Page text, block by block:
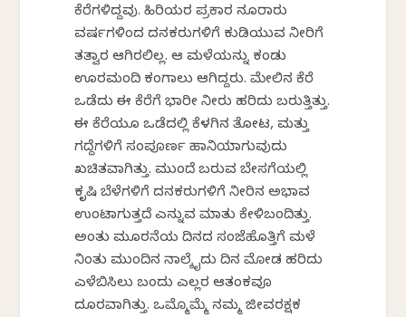
ಕೆರೆಗಳಿದ್ದವು. ಹಿರಿಯರ ಪ್ರಕಾರ ನೂರಾರು
ವರ್ಷಗಳಿಂದ ದನಕರುಗಳಿಗೆ ಕುಡಿಯುವ ನೀರಿಗೆ
ತತ್ವಾರ ಆಗಿರಲಿಲ್ಲ. ಆ ಮಳೆಯನ್ನು ಕಂಡು
ಊರಮಂದಿ ಕಂಗಾಲು ಆಗಿದ್ದರು. ಮೇಲಿನ ಕೆರೆ
ಒಡೆದು ಈ ಕೆರೆಗೆ ಭಾರೀ ನೀರು ಹರಿದು ಬರುತ್ತಿತ್ತು.
ಈ ಕೆರೆಯೂ ಒಡೆದಲ್ಲಿ ಕೆಳಗಿನ ತೋಟ, ಮತ್ತು
ಗದ್ದೆಗಳಿಗೆ ಸಂಪೂರ್ಣ ಹಾನಿಯಾಗುವುದು
ಖಚಿತವಾಗಿತ್ತು. ಮುಂದೆ ಬರುವ ಬೇಸಗೆಯಲ್ಲಿ
ಕೃಷಿ ಬೆಳೆಗಳಿಗೆ ದನಕರುಗಳಿಗೆ ನೀರಿನ ಅಭಾವ
ಉಂಟಾಗುತ್ತದೆ ಎನ್ನುವ ಮಾತು ಕೇಳಿಬಂದಿತ್ತು.
ಅಂತು ಮೂರನೆಯ ದಿನದ ಸಂಜೆಹೊತ್ತಿಗೆ ಮಳೆ
ನಿಂತು ಮುಂದಿನ ನಾಲ್ಕೈದು ದಿನ ಮೋಡ ಹರಿದು
ಎಳೆಬಿಸಿಲು ಬಂದು ಎಲ್ಲರ ಆತಂಕವೂ
ದೂರವಾಗಿತ್ತು. ಒಮ್ಮೊಮ್ಮೆ ನಮ್ಮ ಜೀವರಕ್ಷಕ